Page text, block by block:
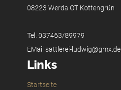
08223 Werda OT Kottengrün
Tel. 037463/89979
EMail sattlerei-ludwig@gmx.de
Links
Startseite